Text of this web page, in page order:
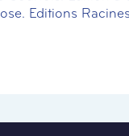
Editions